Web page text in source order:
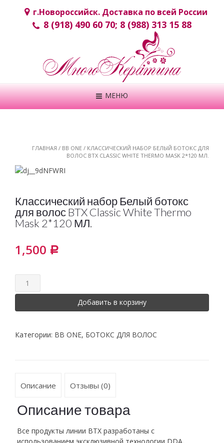
г.Новороcсийск. Доставка по всей России
8 (918) 490 60 70; 8 (988) 313 15 88
МЕНЮ
ГЛАВНАЯ / BB ONE / КЛАССИЧЕСКИЙ НАБОР БЕЛЫЙ БОТОКС ДЛЯ
ВОЛОС BTX CLASSIC WHITE THERMO MASK 2*120 МЛ.
Классический набор Белый ботокс
для волос BTX Classic White Thermo
Mask 2*120 МЛ.
1,500 Р
Добавить в корзину
Категории: BB ONE, БОТОКС ДЛЯ ВОЛОС
Описание Отзывы (0)
Описание товара
Все продукты линии BTX разработаны с